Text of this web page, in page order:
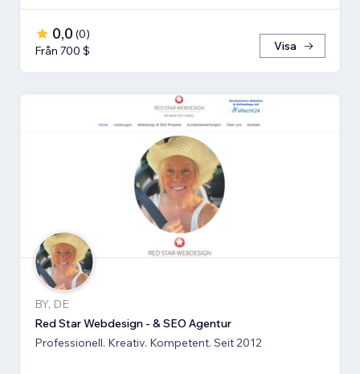
0,0 (0)
Från 700 $
Visa
BY, DE
Red Star Webdesign - & SEO Agentur
Professionell. Kreativ. Kompetent. Seit 2012